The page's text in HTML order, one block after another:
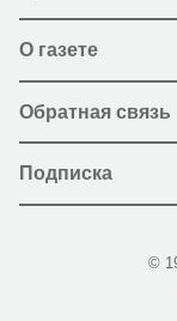
О газете
Обратная связь
Подписка
©